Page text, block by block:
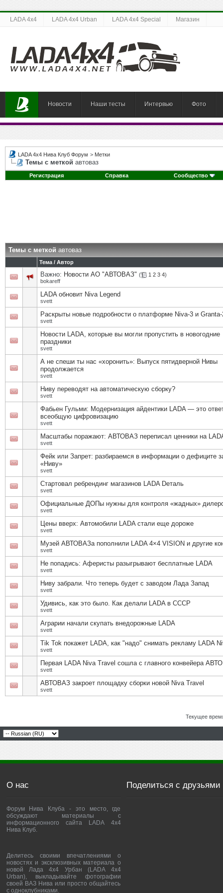
LADA 4x4 LADA 4x4 Urban LADA 4x4 Special Магазин
Новости Наши тесты Интервью Фото
LADA 4x4 Нива Клуб Форум > Метки
Темы с меткой автоваз
Регистрация Справка Сообщество
Темы с меткойавтоваз
Тема / Автор
Важно: Новости АО "АВТОВАЗ" ( 1 2 3 4)
bokareff
LADA обновит Niva Legend
svett
Раскрыты новые подробности о платформе Niva-3 и Granta-
svett
Новости LADA, которые вы могли пропустить в новогодние
праздники
svett
А не спеши ты нас «хоронить»: Выпуск пятидверной Нивы
продолжается
svett
Ниву переводят на автоматическую сборку?
svett
Фабьен Гульми: Модернизация айдентики LADA — это
всеобщую цифровизацию
svett
Масштабы поражают: АВТОВАЗ переписал ценники на
svett
Фейк или Запрет: разбираемся в информации о дефиците
«Ниву»
svett
Стартовал ребрендинг магазинов LADA Dеталь
svett
Официальные ДОПы нужны для контроля «жадных»
svett
Цены вверх: Автомобили LADA стали еще дороже
svett
Музей АВТОВАЗа пополнили LADA 4×4 VISION и другие
svett
Не попадись: Аферисты разыгрывают бесплатные LADA
svett
Ниву забрали. Что теперь будет с заводом Лада Запад
svett
Удивись, как это было. Как делали LADA в СССР
svett
Аграрии начали скупать внедорожные LADA
svett
Tik Tok покажет LADA, как "надо" снимать рекламу LADA
svett
Первая LADA Niva Travel сошла с главного конвейера
svett
АВТОВАЗ закроет площадку сборки новой Niva Travel
svett
Текущее
О нас
Форум Нива Клуба - это место, где
обсуждают материалы с
информационного сайта LADA 4x4
Нива Клуб.
Делитесь своими впечатлениями о
новостях и эксклюзивных материала о
новой Лада 4х4 Урбан (LADA 4x4
Urban), выкладывайте фотографии
своей ВАЗ Нива или просто общайтесь
с одноклубниками.
Поделиться с друзьями